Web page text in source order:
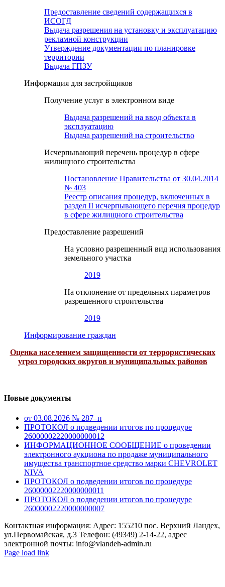
Предоставление сведений содержащихся в
ИСОГД
Выдача разрешения на установку и эксплуатацию
рекламной конструкции
Утверждение документации по планировке
территории
Выдача ГПЗУ
Информация для застройщиков
Получение услуг в электронном виде
Выдача разрешений на ввод объекта в
эксплуатацию
Выдача разрешений на строительство
Исчерпывающий перечень процедур в сфере
жилищного строительства
Постановление Правительства от 30.04.2014
№ 403
Реестр описания процедур, включенных в
раздел II исчерпывающего перечня процедур
в сфере жилищного строительства
Предоставление разрешений
На условно разрешенный вид использования
земельного участка
2019
На отклонение от предельных параметров
разрешенного строительства
2019
Информирование граждан
Оценка населением защищенности от террористических
угроз городских округов и муниципальных районов
Новые документы
от 03.08.2026 № 287–п
ПРОТОКОЛ о подведении итогов по процедуре
26000002220000000012
ИНФОРМАЦИОННОЕ СООБЩЕНИЕ о проведении
электронного аукциона по продаже муниципального
имущества транспортное средство марки CHEVROLET
NIVA
ПРОТОКОЛ о подведении итогов по процедуре
26000002220000000011
ПРОТОКОЛ о подведении итогов по процедуре
26000002220000000007
Контактная информация: Адрес: 155210 пос. Верхний Ландех,
ул.Первомайская, д.3 Телефон: (49349) 2-14-22, адрес
электронной почты: info@vlandeh-admin.ru
Page load link